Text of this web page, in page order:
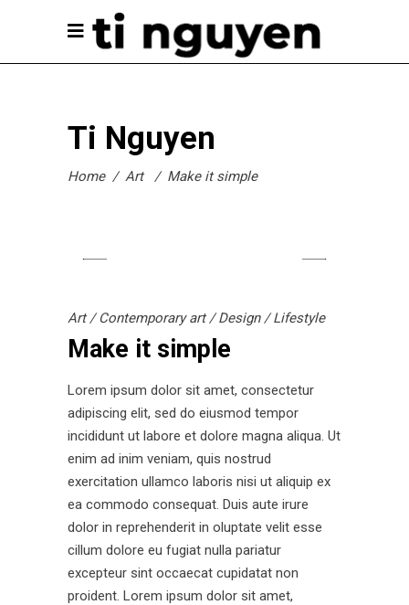
Ti Nguyen
Home/ Art / Make it simple
Art/Contemporary art/Design/Lifestyle
Make it simple
Lorem ipsum dolor sit amet, consectetur
adipiscing elit, sed do eiusmod tempor
incididunt ut labore et dolore magna aliqua. Ut
enim ad inim veniam, quis nostrud
exercitation ullamco laboris nisi ut aliquip ex
ea commodo consequat. Duis aute irure
dolor in reprehenderit in oluptate velit esse
cillum dolore eu fugiat nulla pariatur
excepteur sint occaecat cupidatat non
proident. Lorem ipsum dolor sit amet,